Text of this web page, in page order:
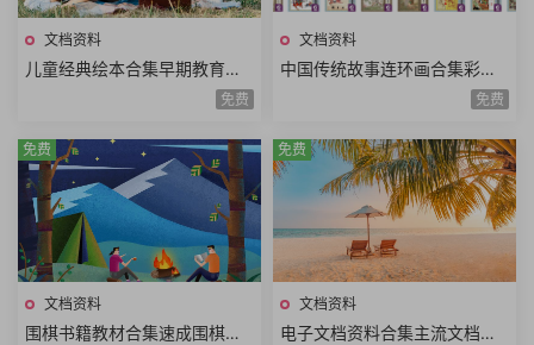
文档资料
儿童经典绘本合集早期教育儿
童读物绘画文字讲故事图画书P
免费
文档资料
中国传统故事连环画合集彩楼
记长坂坡卖油郎穆桂英望江亭
免费
文档资料
围棋书籍教材合集速成围棋书
免费
文档资料
电子文档资料合集主流文档格
免费